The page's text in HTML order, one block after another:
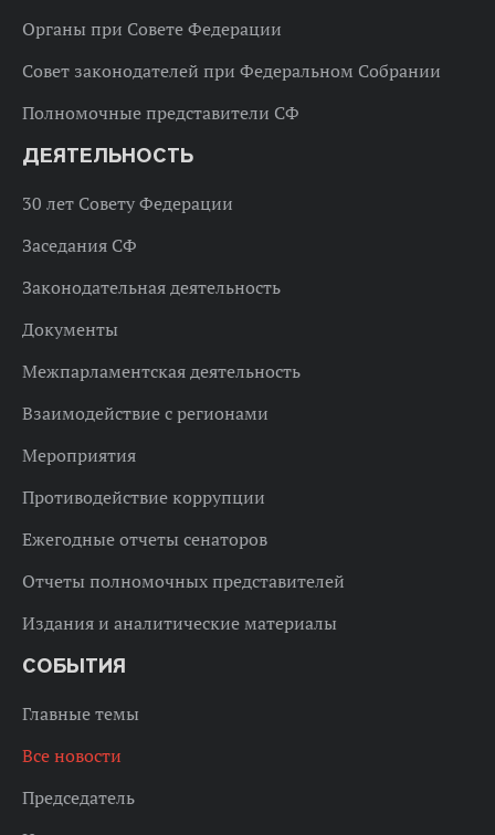
Органы при Совете Федерации
Совет законодателей при Федеральном Собрании
Полномочные представители СФ
ДЕЯТЕЛЬНОСТЬ
30 лет Совету Федерации
Заседания СФ
Законодательная деятельность
Документы
Межпарламентская деятельность
Взаимодействие с регионами
Мероприятия
Противодействие коррупции
Ежегодные отчеты сенаторов
Отчеты полномочных представителей
Издания и аналитические материалы
СОБЫТИЯ
Главные темы
Все новости
Председатель